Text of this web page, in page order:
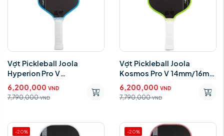
Vợt Pickleball Joola
Hyperion Pro V
14mm/16mm (Gen5)
6,200,000 VND
7,790,000 VND
Vợt Pickleball Joola
Kosmos Pro V 14mm/16mm
(Gen 5)
6,200,000 VND
7,790,000 VND
-20% -20%